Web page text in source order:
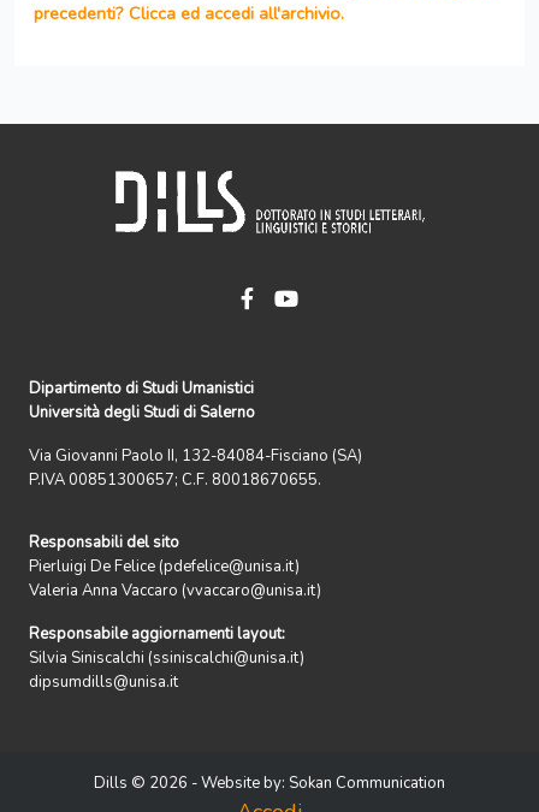
precedenti? Clicca ed accedi all'archivio.
Dipartimento di Studi Umanistici
Università degli Studi di Salerno
Via Giovanni Paolo II, 132-84084-Fisciano (SA)
P.IVA 00851300657; C.F. 80018670655.
Responsabili del sito
Pierluigi De Felice (pdefelice@unisa.it)
Valeria Anna Vaccaro (vvaccaro@unisa.it)
Responsabile aggiornamenti layout:
Silvia Siniscalchi (ssiniscalchi@unisa.it)
dipsumdills@unisa.it
Dills © 2026 - Website by: Sokan Communication